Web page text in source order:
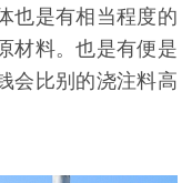
也是有相当程度的
材料。也是有便是
会比别的浇注料高